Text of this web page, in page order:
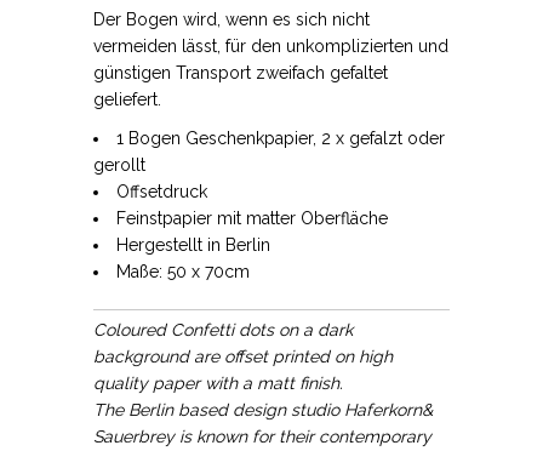
Der Bogen wird, wenn es sich nicht
vermeiden lässt, für den unkomplizierten und
günstigen Transport zweifach gefaltet
geliefert.
1 Bogen Geschenkpapier, 2 x gefalzt oder
gerollt
Offsetdruck
Feinstpapier mit matter Oberfläche
Hergestellt in Berlin
Maße: 50 x 70cm
Coloured Confetti dots on a dark
background are offset printed on high
quality paper with a matt finish.
The Berlin based design studio Haferkorn&
Sauerbrey is known for their contemporary